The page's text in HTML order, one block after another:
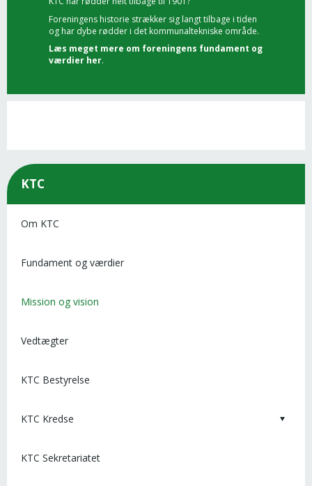
Foreningens historie strækker sig langt tilbage i tiden
og har dybe rødder i det kommunaltekniske område.
Læs meget mere om foreningens fundament og
værdier her.
KTC
Om KTC
Fundament og værdier
Mission og vision
Vedtægter
KTC Bestyrelse
KTC Kredse
KTC Sekretariatet